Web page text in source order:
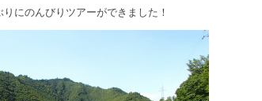
りにのんびりツアーができました！